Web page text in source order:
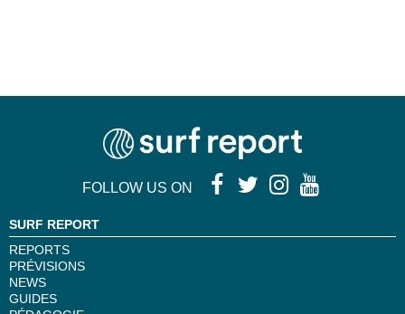
FOLLOW US ON
SURF REPORT
REPORTS
PRÉVISIONS
NEWS
GUIDES